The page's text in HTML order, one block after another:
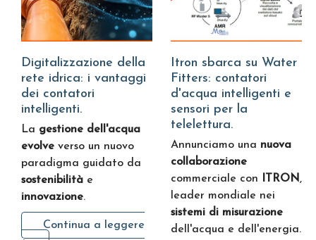
Digitalizzazione della
rete idrica: i vantaggi
dei contatori
intelligenti.
La gestione dell'acqua
evolve verso un nuovo
paradigma guidato da
sostenibilità e
innovazione.
Continua a leggere
Itron sbarca su Water
Fitters: contatori
d'acqua intelligenti e
sensori per la
telelettura.
Annunciamo una nuova
collaborazione
commerciale con ITRON,
leader mondiale nei
sistemi di misurazione
dell'acqua e dell'energia.